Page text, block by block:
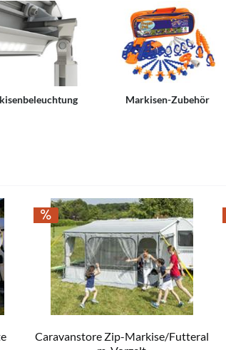
Markisen-Zubehör
ab 529,00 € *
Caravanstore Zip-Markise/Futteral